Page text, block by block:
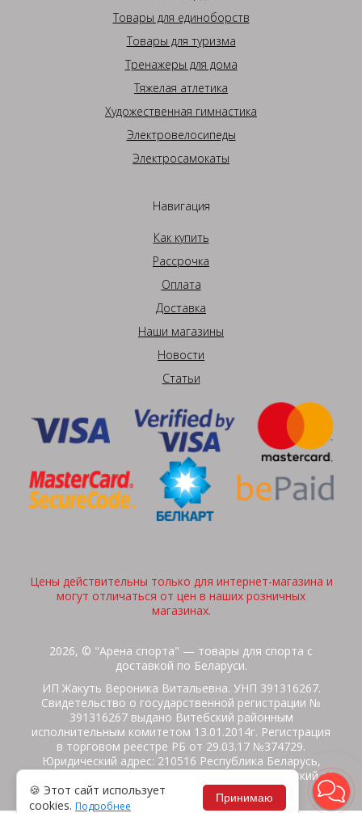
Товары для единоборств
Товары для туризма
Тренажеры для дома
Тяжелая атлетика
Художественная гимнастика
Электровелосипеды
Электросамокаты
Навигация
Как купить
Рассрочка
Оплата
Доставка
Наши магазины
Новости
Статьи
Цены действительны только для интернет-магазина и
могут отличаться от цен в наших розничных
магазинах.
2026, © "Арена спорта" — товары для спорта с
доставкой по Беларуси.
ИП Жакуть Вероника Витальевна. УНП 391316267.
Свидетельство о государственной регистрации №
391316267 выдано Витебский районным
исполнительным комитетом 13.01.2014г. Регистрация
в торговом реестре РБ от 29.03.17 №374729.
Юридический адрес: 210516 Республика Беларусь,
Витебская область, Витебский район, Бабиничский с/
с, аг.Ольгово, ул.Школьная
🍪 Этот сайт использует
cookies. Подробнее
Принимаю